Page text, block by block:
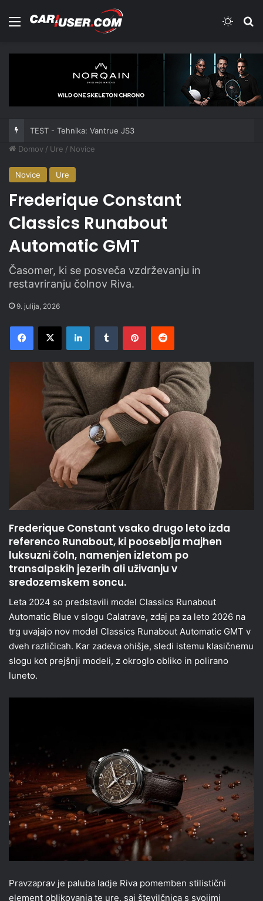
Meni
TEST - Tehnika: Vantrue JS3
Domov / Ure / Novice
Novice Ure
Frederique Constant
Classics Runabout
Automatic GMT
Časomer, ki se posveča vzdrževanju in
restavriranju čolnov Riva.
9. julija, 2026
Facebook
X LinkedInTumblr PinterestReddit
Frederique Constant vsako drugo leto izda
referenco Runabout, ki pooseblja majhen
luksuzni čoln, namenjen izletom po
transalpskih jezerih ali uživanju v
sredozemskem soncu.
Leta 2024 so predstavili model Classics Runabout
Automatic Blue v slogu Calatrave, zdaj pa za leto 2026 na
trg uvajajo nov model Classics Runabout Automatic GMT v
dveh različicah. Kar zadeva ohišje, sledi istemu klasičnemu
slogu kot prejšnji modeli, z okroglo obliko in polirano
luneto.
Pravzaprav je paluba ladje Riva pomemben stilistični
element oblikovanja te ure, saj številčnica s svojimi